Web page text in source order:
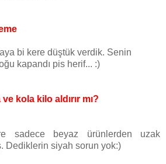
bi kere düştük verdik. Senin
kapandı pis herif... :)
kola kilo aldırır mı?
sadece beyaz ürünlerden uzak
Dediklerin siyah sorun yok:)